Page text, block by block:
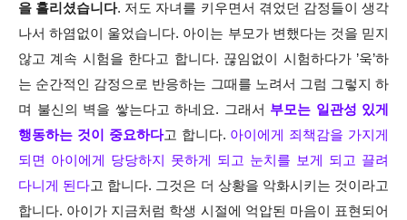
을 흘리셨습니다. 저도 자녀를 키우면서 겪었던 감정들이 생각
나서 하염없이 울었습니다. 아이는 부모가 변했다는 것을 믿지
않고 계속 시험을 한다고 합니다. 끊임없이 시험하다가 ’욱’하
는 순간적인 감정으로 반응하는 그때를 노려서 그럼 그렇지 하
며 불신의 벽을 쌓는다고 하네요. 그래서 부모는 일관성 있게
행동하는 것이 중요하다고 합니다. 아이에게 죄책감을 가지게
되면 아이에게 당당하지 못하게 되고 눈치를 보게 되고 끌려
다니게 된다고 합니다. 그것은 더 상황을 악화시키는 것이라고
합니다. 아이가 지금처럼 학생 시절에 억압된 마음이 표현되어